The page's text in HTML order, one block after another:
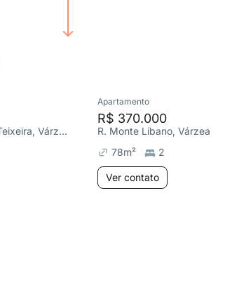
R. Prefeito Sebastião Teixeira, Várzea
Apartamento
R$ 370.000
R. Monte Líbano, Várzea
78m² 2
Ver contato